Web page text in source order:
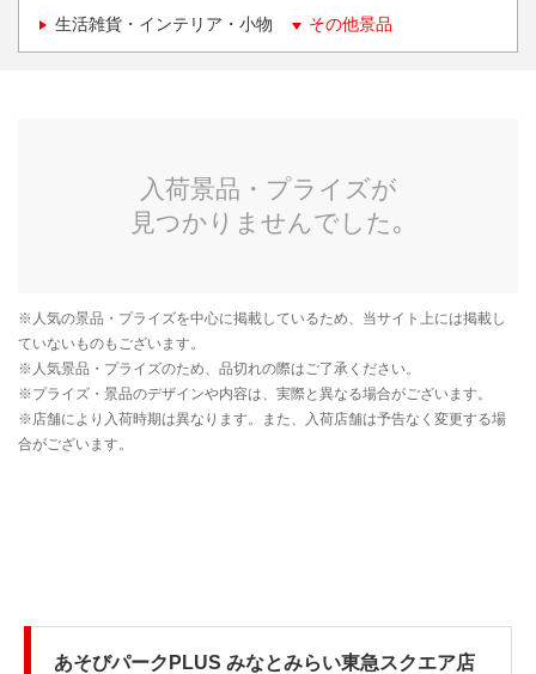
生活雑貨・インテリア・小物 その他景品
あそびパークPLUS みなとみらい東急スクエア店